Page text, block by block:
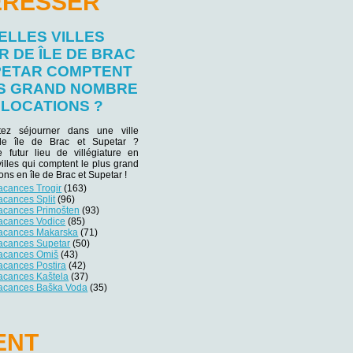
VILLES
DE ÎLE DE BRAC
COMPTENT
GRAND NOMBRE
?
séjourner dans une ville
île de Brac et Supetar ?
futur lieu de villégiature en
qui comptent le plus grand
en île de Brac et Supetar !
Trogir (163)
Split (96)
Primošten (93)
Vodice (85)
Makarska (71)
Supetar (50)
Omiš (43)
Postira (42)
Kaštela (37)
Baška Voda (35)